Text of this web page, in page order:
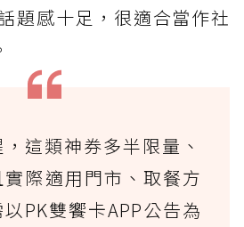
題感十足，很適合當作社
這類神券多半限量、
際適用門市、取餐方
PK雙饗卡APP公告為